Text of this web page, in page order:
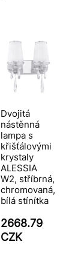
Dvojitá
nástěnná
lampa s
křišťálovými
krystaly
ALESSIA
W2, stříbrná,
chromovaná,
bílá stínítka
2668.79
CZK